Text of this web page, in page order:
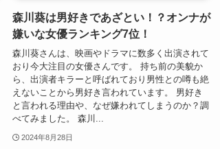
森川葵は男好きであざとい！？オンナが
嫌いな女優ランキング7位！
森川葵さんは、映画やドラマに数多く出演されて
おり今大注目の女優さんです。 持ち前の美貌か
ら、出演者キラーと呼ばれており男性との噂も絶
えないことから男好き言われています。 男好き
と言われる理由や、なぜ嫌われてしまうのか？調
べてみました。 森川...
2024年8月28日